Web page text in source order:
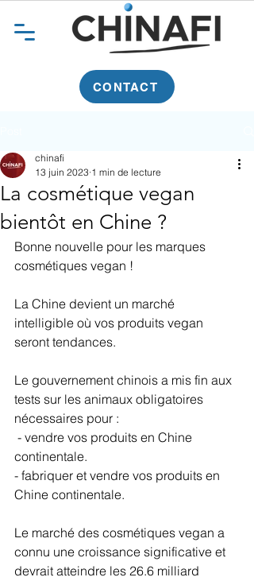
CONTACT
La cosmétique vegan
bientôt en Chine ?
chinafi
13 juin 2023 1 min de lecture
Bonne nouvelle pour les marques
cosmétiques vegan !
La Chine devient un marché
intelligible où vos produits vegan
seront tendances.
Le gouvernement chinois a mis fin aux
tests sur les animaux obligatoires
nécessaires pour :
continentale.
- fabriquer et vendre vos produits en
Chine continentale.
Le marché des cosmétiques vegan a
connu une croissance significative et
devrait atteindre les 26.6 milliard